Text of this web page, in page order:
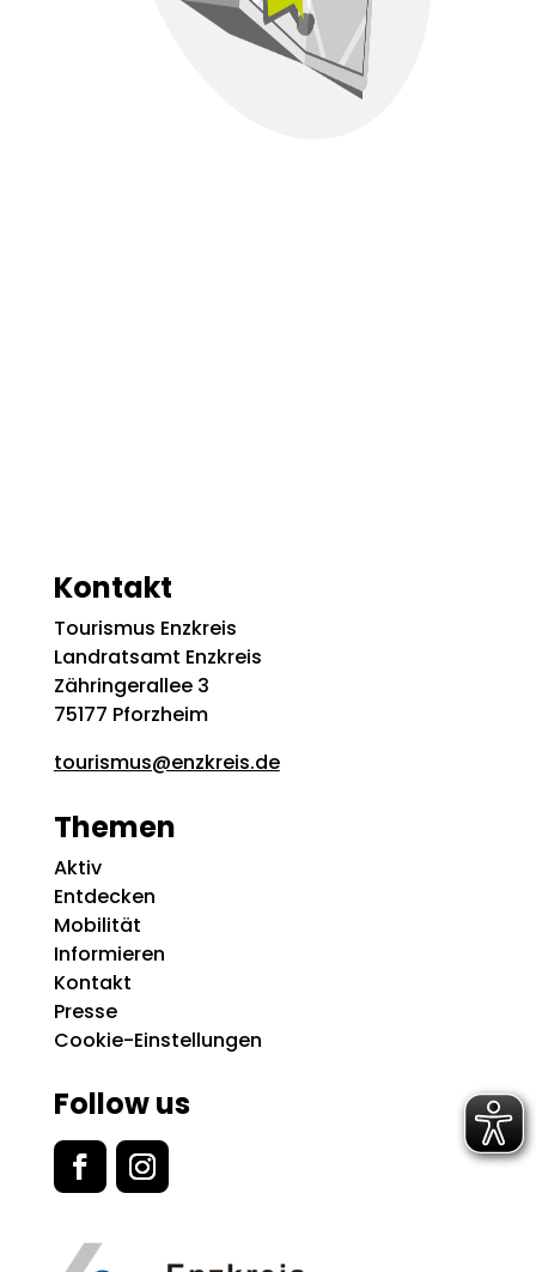
Kontakt
Tourismus Enzkreis
Landratsamt Enzkreis
Zähringerallee 3
75177 Pforzheim
tourismus@enzkreis.de
Themen
Aktiv
Entdecken
Mobilität
Informieren
Kontakt
Presse
Cookie-Einstellungen
Follow us